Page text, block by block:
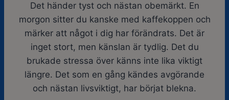
Det händer tyst och nästan obemärkt. En
morgon sitter du kanske med kaffekoppen och
märker att något i dig har förändrats. Det är
inget stort, men känslan är tydlig. Det du
brukade stressa över känns inte lika viktigt
längre. Det som en gång kändes avgörande
och nästan livsviktigt, har börjat blekna.